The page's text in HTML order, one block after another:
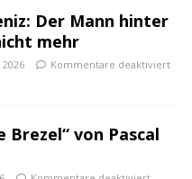
Der Mann hinter
mehr
Kommentare deaktiviert
Brezel“ von Pascal